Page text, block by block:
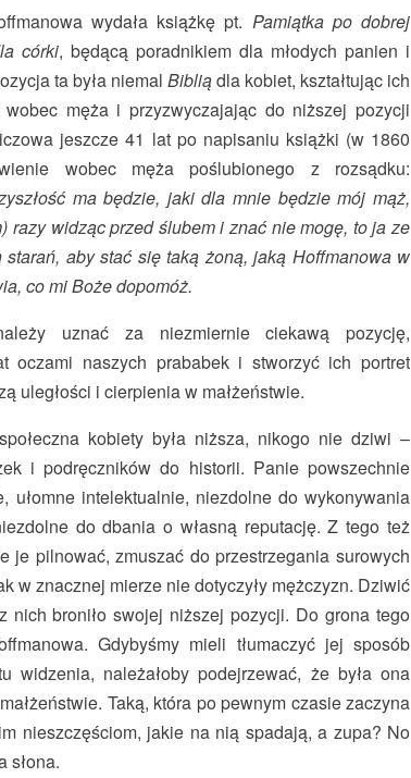
wydała książkę pt. Pamiątka po dobrej
córki, będącą poradnikiem dla młodych panien i
ta była niemal Bibliądla kobiet, kształtując ich
wobec męża i przyzwyczajając do niższej pozycji
jeszcze 41 lat po napisaniu książki (w 1860
wobec męża poślubionego z rozsądku:
ma będzie, jaki dla mnie będzie mój mąż,
razy widząc przed ślubem i znać nie mogę, to ja ze
aby stać się taką żoną, jaką Hoffmanowa w
co mi Boże dopomóż.
uznać za niezmiernie ciekawą pozycję,
oczami naszych prababek i stworzyć ich portret
uległości i cierpienia w małżeństwie.
kobiety była niższa, nikogo nie dziwi –
i podręczników do historii. Panie powszechnie
ułomne intelektualnie, niezdolne do wykonywania
do dbania o własną reputację. Z tego też
je pilnować, zmuszać do przestrzegania surowych
w znacznej mierze nie dotyczyły mężczyzn. Dziwić
nich broniło swojej niższej pozycji. Do grona tego
Gdybyśmy mieli tłumaczyć jej sposób
widzenia, należałoby podejrzewać, że była ona
Taką, która po pewnym czasie zaczyna
nieszczęściom, jakie na nią spadają, a zupa? No
słona.